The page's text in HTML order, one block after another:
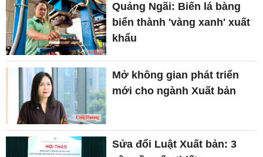
Quảng Ngãi: Biến lá bàng
biển thành 'vàng xanh' xuất
khẩu
Mở không gian phát triển
mới cho ngành Xuất bản
Sửa đổi Luật Xuất bản: 3